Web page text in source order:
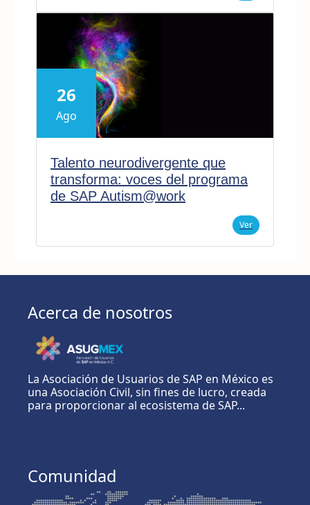
26
Ago
Talento neurodivergente que
transforma: voces del programa
de SAP Autism@work
Ver
Acerca de nosotros
La Asociación de Usuarios de SAP en México es
una Asociación Civil, sin fines de lucro, creada
para proporcionar al ecosistema de SAP...
Comunidad